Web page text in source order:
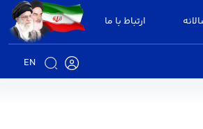
ارتباط با ما
EN